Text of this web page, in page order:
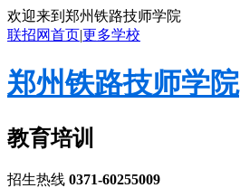
欢迎来到郑州铁路技师学院
联招网首页|更多学校
郑州铁路技师学院
教育培训
招生热线 0371-60255009